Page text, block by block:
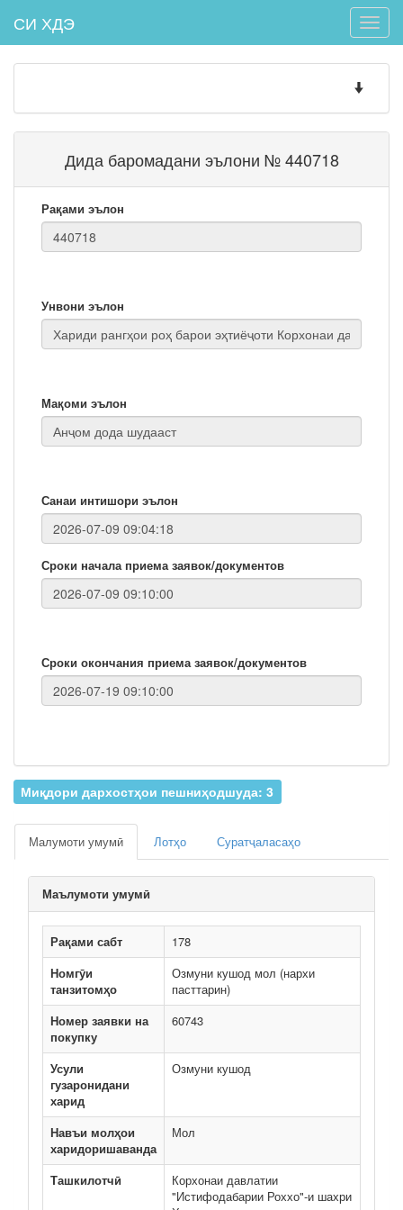
Toggle
СИ ХДЭ
Toggle
Дида баромадани эълони № 440718
Рақами эълон
Унвони эълон
Мақоми эълон
Санаи интишори эълон
Сроки начала приема заявок/документов
Сроки окончания приема заявок/документов
Миқдори дархостҳои пешниҳодшуда: 3
Малумоти умумӣ Лотҳо Суратҷаласаҳо
Маълумоти умумӣ
Рақами сабт
178
Номгӯи
танзитомҳо
Озмуни кушод мол (нархи
пасттарин)
Номер заявки на
покупку
60743
Усули
гузаронидани
харид
Озмуни кушод
Навъи молҳои
харидоришаванда
Мол
Ташкилотчӣ
Корхонаи давлатии
"Истифодабарии Роххо"-и шахри